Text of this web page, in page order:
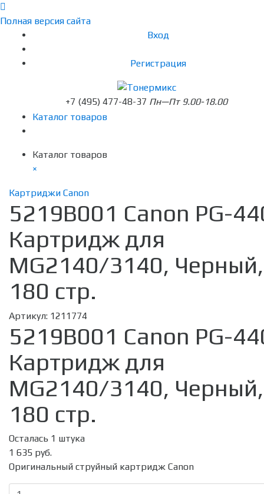
Полная версия сайта
Вход
Регистрация
+7 (495) 477-48-37 Пн—Пт 9.00-18.00
Каталог товаров
Каталог товаров
×
Картриджи Canon
5219B001 Canon PG-
Картридж для
MG2140/3140, Черный,
180 стр.
Артикул: 1211774
5219B001 Canon PG-
Картридж для
MG2140/3140, Черный,
180 стр.
Осталась 1 штука
1 635 руб.
Оригинальный струйный картридж Canon